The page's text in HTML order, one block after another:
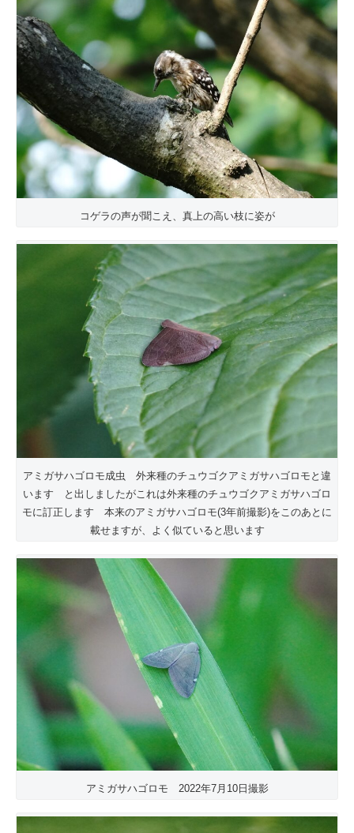
コゲラの声が聞こえ、真上の高い枝に姿が
アミガサハゴロモ成虫 外来種のチュウゴクアミガサハゴロモと違
います と出しましたがこれは外来種のチュウゴクアミガサハゴロ
モに訂正します 本来のアミガサハゴロモ(3年前撮影)をこのあとに
載せますが、よく似ていると思います
アミガサハゴロモ 2022年7月10日撮影